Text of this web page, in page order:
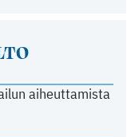
aiheuttamista